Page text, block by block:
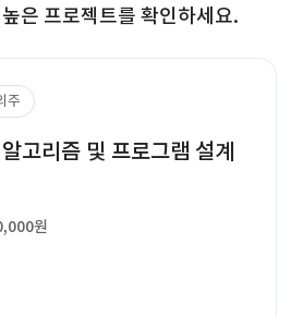
은 프로젝트를 확인하세요.
주
고리즘 및 프로그램 설계
원